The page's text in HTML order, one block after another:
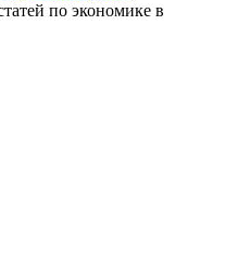
по экономике в